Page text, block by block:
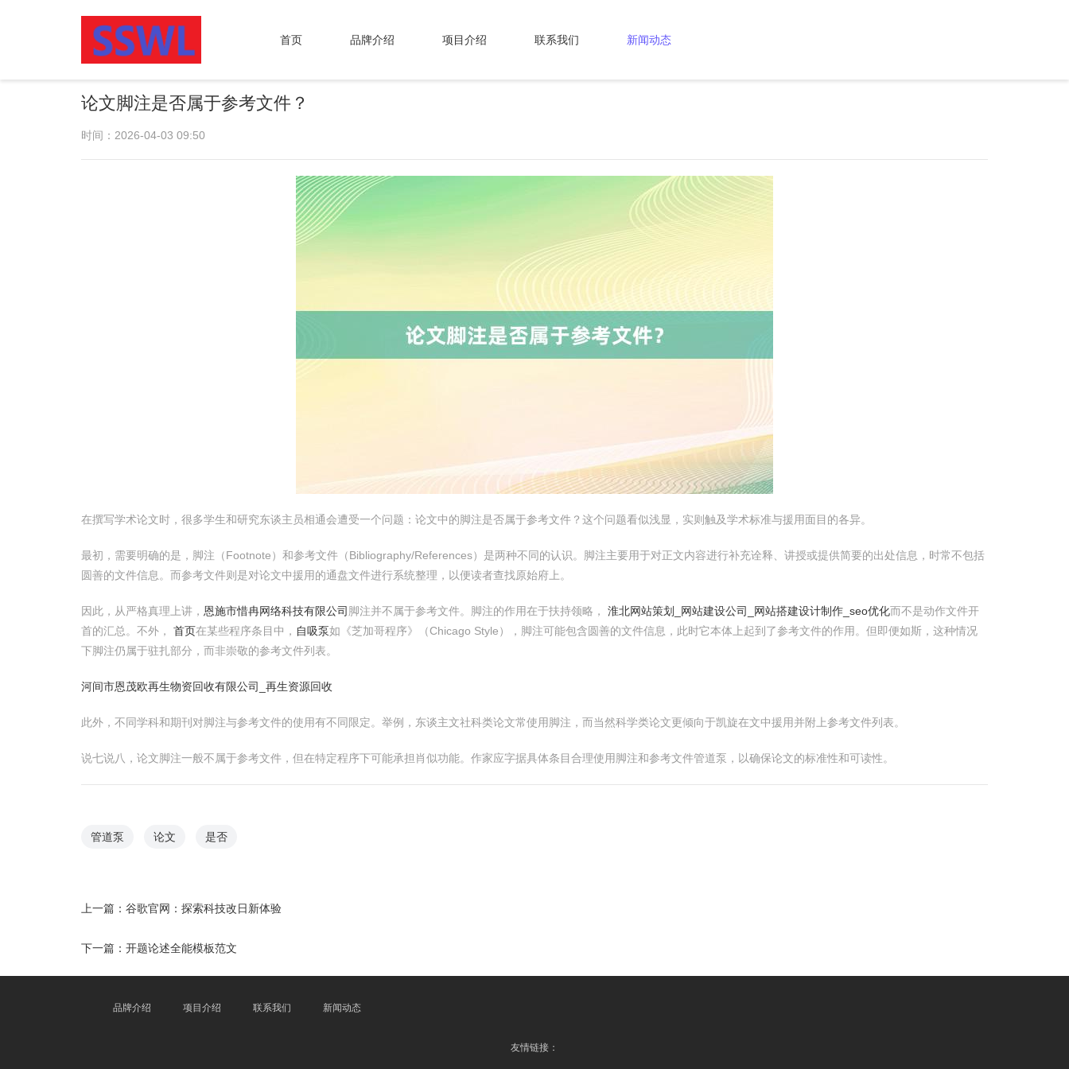
首页 品牌介绍 项目介绍 联系我们 新闻动态
论文脚注是否属于参考文件？
时间：2026-04-03 09:50
在撰写学术论文时，很多学生和研究东谈主员相通会遭受一个问题：论文中的脚注是否属于参考文件？这个问题看似浅显，实则触及学术标准与援用面目的各异。
最初，需要明确的是，脚注（Footnote）和参考文件（Bibliography/References）是两种不同的认识。脚注主要用于对正文内容进行补充诠释、讲授或提供简要的出处信息，时常不包括
圆善的文件信息。而参考文件则是对论文中援用的通盘文件进行系统整理，以便读者查找原始府上。
因此，从严格真理上讲， 恩施市惜冉网络科技有限公司 脚注并不属于参考文件。脚注的作用在于扶持领略， 淮北网站策划_网站建设公司_网站搭建设计制作_seo优化而不是动作文件开
首的汇总。不外， 首页在某些程序条目中， 自吸泵如《芝加哥程序》（Chicago Style），脚注可能包含圆善的文件信息，此时它本体上起到了参考文件的作用。但即便如斯，这种情况
下脚注仍属于驻扎部分，而非崇敬的参考文件列表。
河间市恩茂欧再生物资回收有限公司_再生资源回收
此外，不同学科和期刊对脚注与参考文件的使用有不同限定。举例，东谈主文社科类论文常使用脚注，而当然科学类论文更倾向于凯旋在文中援用并附上参考文件列表。
说七说八，论文脚注一般不属于参考文件，但在特定程序下可能承担肖似功能。作家应字据具体条目合理使用脚注和参考文件管道泵，以确保论文的标准性和可读性。
管道泵 论文 是否
上一篇： 谷歌官网：探索科技改日新体验
下一篇： 开题论述全能模板范文
品牌介绍 项目介绍 联系我们 新闻动态
友情链接：